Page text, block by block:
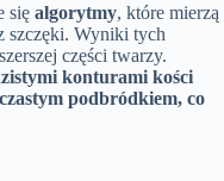
się algorytmy, które mierzą
szczęki. Wyniki tych
części twarzy.
konturami kości
podbródkiem, co